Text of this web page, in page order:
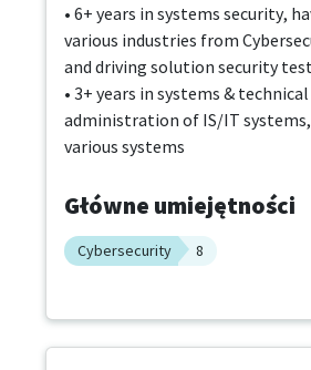
• 6+ years in systems security,
various industries from
and driving solution security
• 3+ years in systems &
administration of IS/IT
various systems
Główne umiejętności
Cybersecurity 8